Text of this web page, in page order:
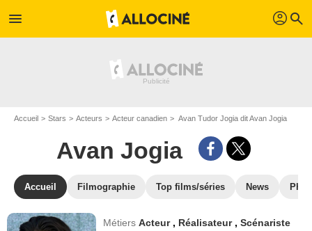
menu profil search
Accueil Stars Acteurs Acteur canadien Avan Tudor Jogia dit Avan Jogia
Avan Jogia
Accueil Filmographie Top films/séries News
MétiersActeur , Réalisateur ,Scénariste